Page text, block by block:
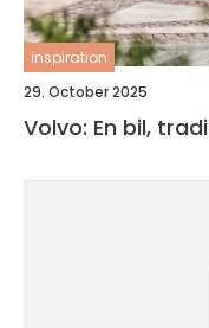
inspiration
29. October 2025
Volvo: En bil,